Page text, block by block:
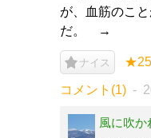
が、血筋のこ
だ。 →
ナイス ★25
コメント(1)
風に吹か